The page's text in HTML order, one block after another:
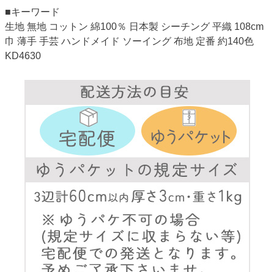
■キーワード
生地 無地 コットン 綿100％ 日本製 シーチング 平織 108cm
巾 薄手 手芸 ハンドメイド ソーイング 布地 定番 約140色
KD4630